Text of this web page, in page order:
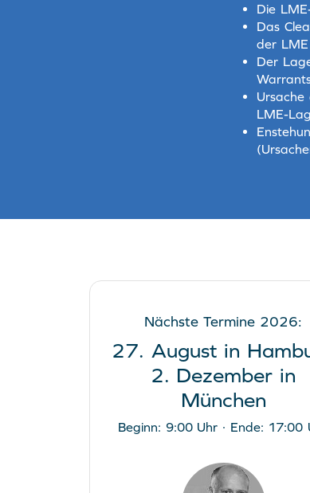
Die
Das
der LME
Der
Ursache
LME-
Nächste Termine 2026:
27. August in
2. Dezember in
München
Beginn: 9:00 Uhr · Ende: 17:00